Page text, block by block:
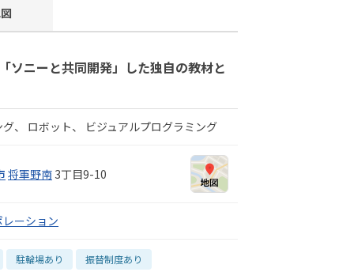
ニーと共同開発」した独自の教材と
グ ロボット ビジュアルプログラミング
将軍野南 3丁目9-10
ーション
駐輪場あり
振替制度あり